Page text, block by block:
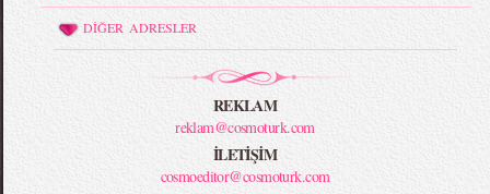
DİĞER ADRESLER
REKLAM
reklam@cosmoturk.com
İLETİŞİM
cosmoeditor@cosmoturk.com